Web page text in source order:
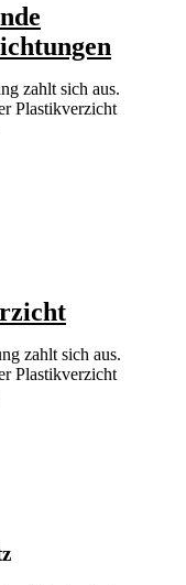
zahlt sich aus.
Plastikverzicht
zahlt sich aus.
Plastikverzicht